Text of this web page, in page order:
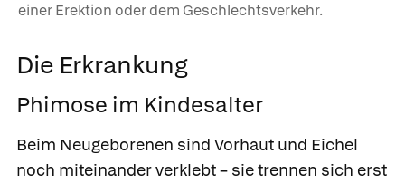
einer Erektion oder dem Geschlechtsverkehr.
Die Erkrankung
Phimose im Kindesalter
Beim Neugeborenen sind Vorhaut und Eichel
noch miteinander verklebt – sie trennen sich erst